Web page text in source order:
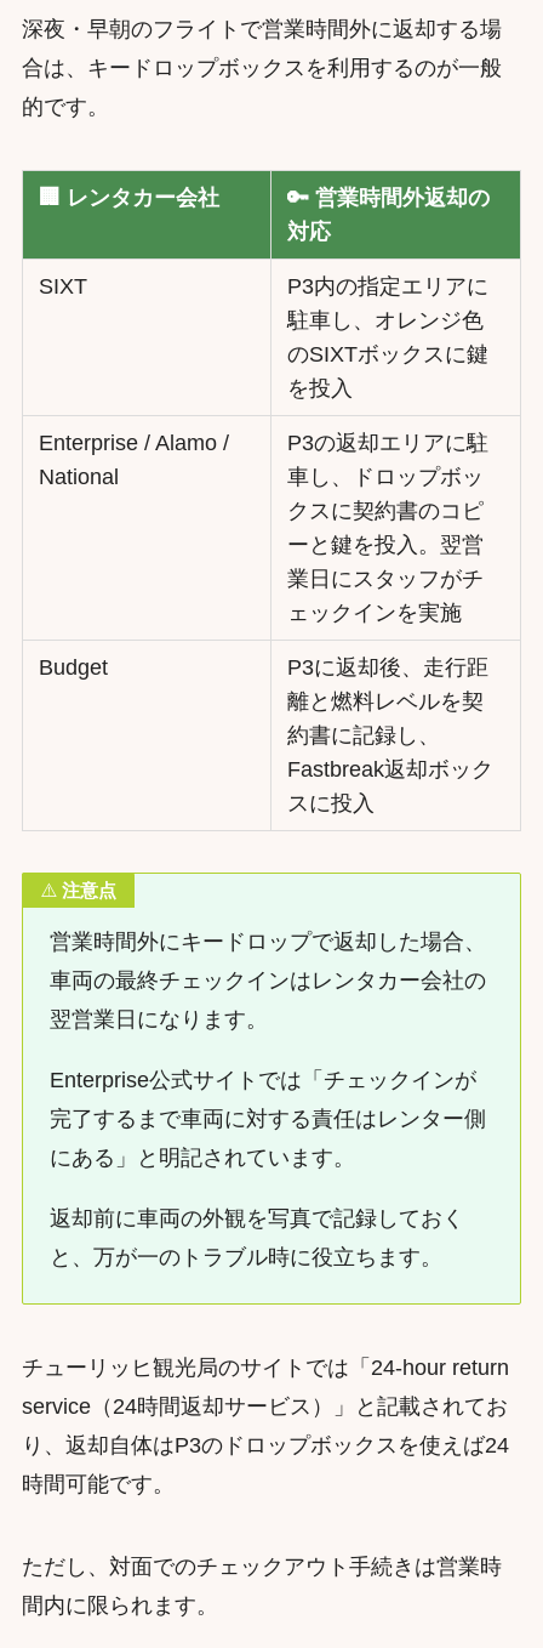
深夜・早朝のフライトで営業時間外に返却する場
合は、キードロップボックスを利用するのが一般
的です。
🏢 レンタカー会社
🔑 営業時間外返却の
対応
SIXT
P3内の指定エリアに
駐車し、オレンジ色
のSIXTボックスに鍵
を投入
Enterprise / Alamo /
National
P3の返却エリアに駐
車し、ドロップボッ
クスに契約書のコピ
ーと鍵を投入。翌営
業日にスタッフがチ
ェックインを実施
Budget
P3に返却後、走行距
離と燃料レベルを契
約書に記録し、
Fastbreak返却ボック
スに投入
⚠️注意点
営業時間外にキードロップで返却した場合、
車両の最終チェックインはレンタカー会社の
翌営業日になります。
Enterprise公式サイトでは「チェックインが
完了するまで車両に対する責任はレンター側
にある」と明記されています。
返却前に車両の外観を写真で記録しておく
と、万が一のトラブル時に役立ちます。
チューリッヒ観光局のサイトでは「24-hour return
service（24時間返却サービス）」と記載されてお
り、返却自体はP3のドロップボックスを使えば24
時間可能です。
ただし、対面でのチェックアウト手続きは営業時
間内に限られます。